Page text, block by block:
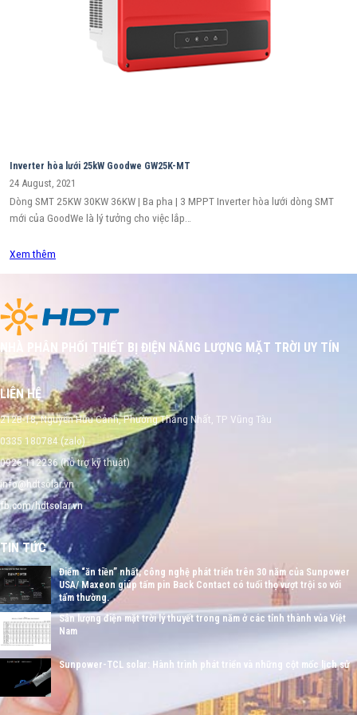
Inverter hòa lưới 25kW Goodwe GW25K-MT
24 August, 2021
Dòng SMT 25KW 30KW 36KW | Ba pha | 3 MPPT Inverter hòa lưới dòng SMT
mới của GoodWe là lý tưởng cho việc lắp…
Xem thêm
NHÀ PHÂN PHỐI THIẾT BỊ ĐIỆN NĂNG LƯỢNG MẶT TRỜI UY TÍN
LIÊN HỆ
212B-18, Nguyễn Hữu Cảnh, Phường Thắng Nhất, TP Vũng Tàu
0335 180784 (zalo)
0926 112236 (hỗ trợ kỹ thuật)
info@hdtsolar.vn
fb.com/hdtsolar.vn
TIN TỨC
Điểm “ăn tiền” nhất, công nghệ phát triển trên 30 năm của Sunpower
USA/ Maxeon giúp tấm pin Back Contact có tuổi thọ vượt trội so với
tấm thường.
Sản lượng điện mặt trời lý thuyết trong năm ở các tỉnh thành vủa Việt
Nam
Sunpower-TCL solar: Hành trình phát triển và những cột mốc lịch sử